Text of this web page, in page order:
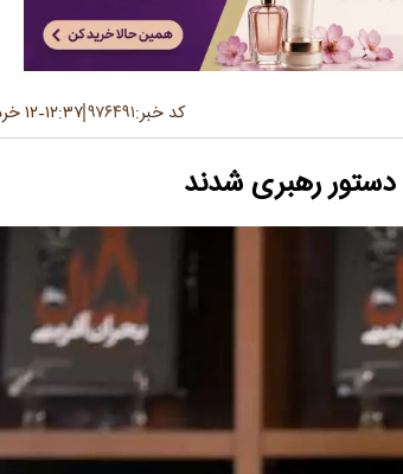
کد خبر:۹۷۶۴۹۱۱۲:۳۷-۱۲ خرداد ۱۴۰۵
رهبری شدند